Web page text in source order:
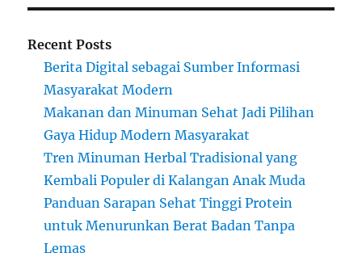
Recent Posts
Berita Digital sebagai Sumber Informasi
Masyarakat Modern
Makanan dan Minuman Sehat Jadi Pilihan
Gaya Hidup Modern Masyarakat
Tren Minuman Herbal Tradisional yang
Kembali Populer di Kalangan Anak Muda
Panduan Sarapan Sehat Tinggi Protein
untuk Menurunkan Berat Badan Tanpa
Lemas